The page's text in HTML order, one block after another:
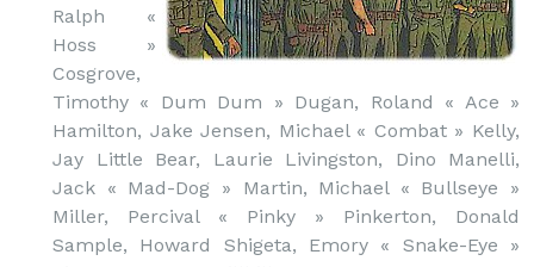
Ralph «
Hoss »
Cosgrove,
Timothy « Dum Dum » Dugan, Roland « Ace »
Hamilton, Jake Jensen, Michael « Combat » Kelly,
Jay Little Bear, Laurie Livingston, Dino Manelli,
Jack « Mad-Dog » Martin, Michael « Bullseye »
Miller, Percival « Pinky » Pinkerton, Donald
Sample, Howard Shigeta, Emory « Snake-Eye »